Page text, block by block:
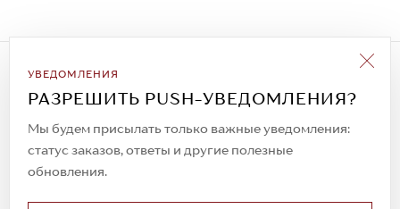
УВЕДОМЛЕНИЯ
РАЗРЕШИТЬ PUSH-УВЕДОМЛЕНИЯ?
Мы будем присылать только важные уведомления:
статус заказов, ответы и другие полезные
обновления.
Подписаться на рассылку
Всегда будьте в курсе новых акций и
спецпредложений!